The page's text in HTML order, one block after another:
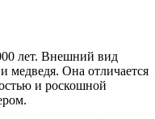
лет. Внешний вид
медведя. Она отличается
и роскошной